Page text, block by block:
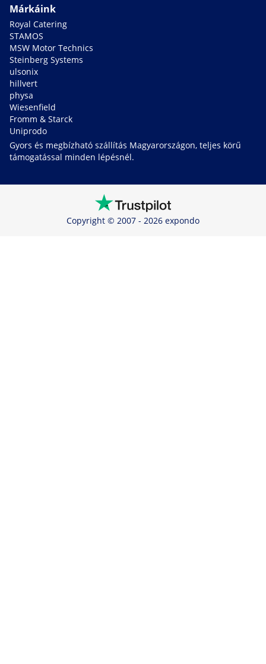
Márkáink
Royal Catering
STAMOS
MSW Motor Technics
Steinberg Systems
ulsonix
hillvert
physa
Wiesenfield
Fromm & Starck
Uniprodo
Gyors és megbízható szállítás Magyarországon, teljes körű
támogatással minden lépésnél.
Copyright © 2007 - 2026 expondo